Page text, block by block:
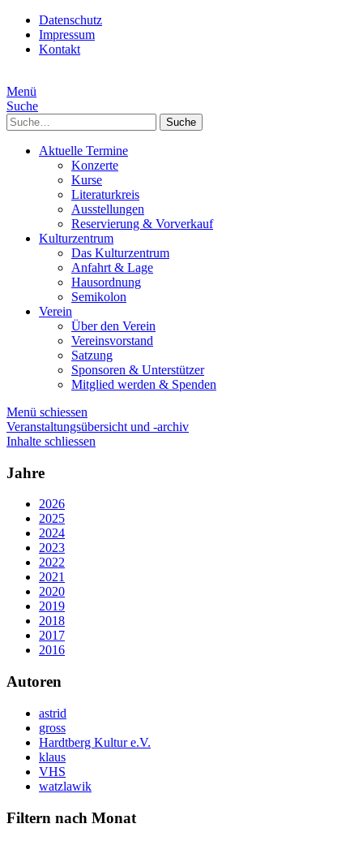
Datenschutz
Impressum
Kontakt
Menü
Suche
Suche
Aktuelle Termine
Konzerte
Kurse
Literaturkreis
Ausstellungen
Reservierung & Vorverkauf
Kulturzentrum
Das Kulturzentrum
Anfahrt & Lage
Hausordnung
Semikolon
Verein
Über den Verein
Vereinsvorstand
Satzung
Sponsoren & Unterstützer
Mitglied werden & Spenden
Menü schiessen
Veranstaltungsübersicht und -archiv
Inhalte schliessen
Jahre
2026
2025
2024
2023
2022
2021
2020
2019
2018
2017
2016
Autoren
astrid
gross
Hardtberg Kultur e.V.
klaus
VHS
watzlawik
Filtern nach Monat